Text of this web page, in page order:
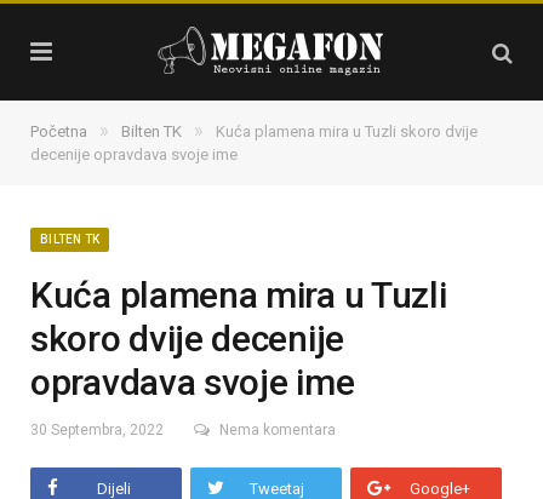
Početna » Bilten TK »
Kuća plamena mira u Tuzli skoro dvije
decenije opravdava svoje ime
BILTEN TK
Kuća plamena mira u Tuzli
skoro dvije decenije
opravdava svoje ime
30 Septembra, 2022 Nema komentara
Dijeli Tweetaj Google+